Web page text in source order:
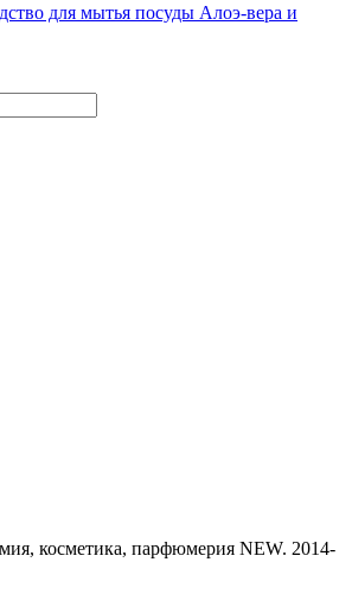
для мытья посуды Алоэ-вера и
косметика, парфюмерия NEW. 2014-